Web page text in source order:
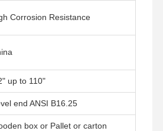
관리 연락처 뉴스
Corrosion Resistance
up to 110"
end ANSI B16.25
box or Pallet or carton